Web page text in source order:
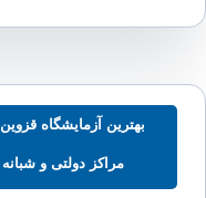
بهترین آزمایشگاه قزوین + لیست
مراکز دولتی و شبانه روزی